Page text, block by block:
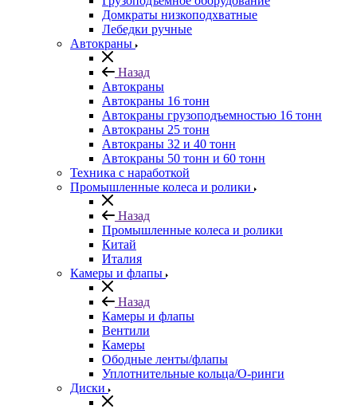
Домкраты низкоподхватные
Лебедки ручные
Автокраны
Назад
Автокраны
Автокраны 16 тонн
Автокраны грузоподъемностью 16 тонн
Автокраны 25 тонн
Автокраны 32 и 40 тонн
Автокраны 50 тонн и 60 тонн
Техника с наработкой
Промышленные колеса и ролики
Назад
Промышленные колеса и ролики
Китай
Италия
Камеры и флапы
Назад
Камеры и флапы
Вентили
Камеры
Ободные ленты/флапы
Уплотнительные кольца/О-ринги
Диски